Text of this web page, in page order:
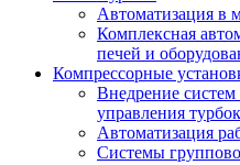
Автоматизация в
Комплексная
печей и
Компрессорные
Внедрение систем
управления
Автоматизация
Системы